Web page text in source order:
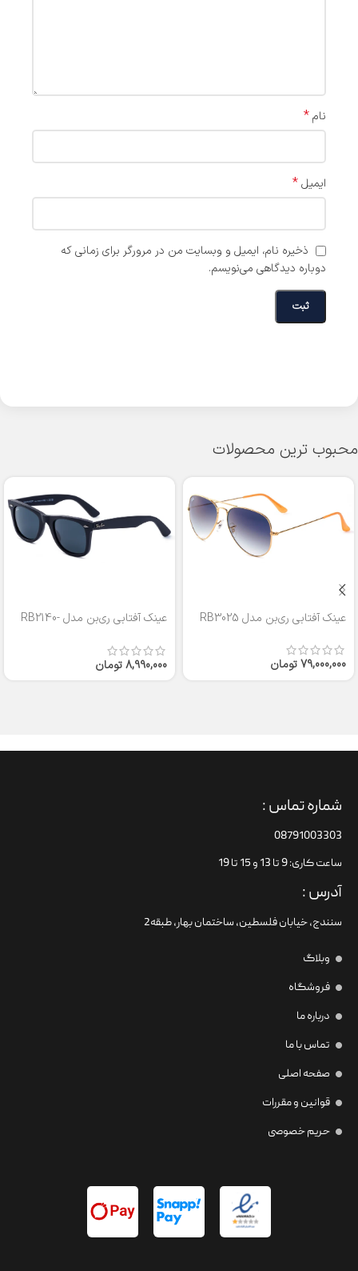
نام*
ایمیل*
ذخیره نام، ایمیل و وبسایت من در مرورگر برای زمانی که
دوباره دیدگاهی می‌نویسم.
محبوب ترین محصولات
عینک آفتابی ری‌بن مدل RB3025
79,000,000تومان
عینک آفتابی ری‌بن مدل RB2140-
8,990,000تومان
شماره تماس :
08791003303
ساعت کاری: 9 تا 13 و 15 تا 19
آدرس :
سنندج، خیابان فلسطین،‌ ساختمان بهار، طبقه2
وبلاگ
فروشگاه
درباره ما
تماس با ما
صفحه اصلی
قوانین و مقررات
حریم خصوصی